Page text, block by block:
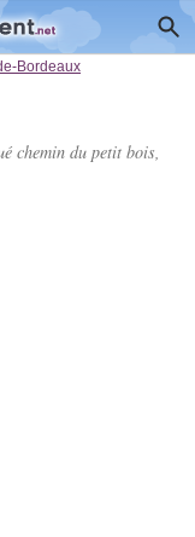
Bordeaux
chemin du petit bois,